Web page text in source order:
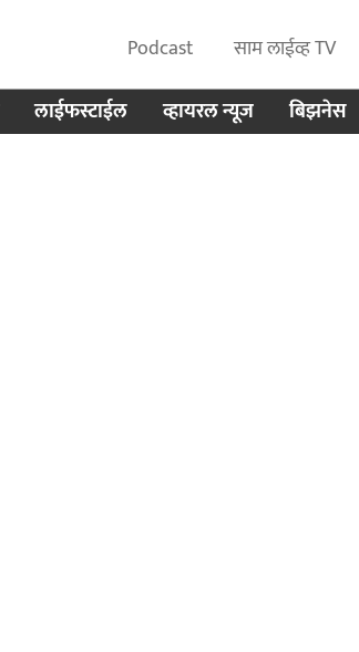
Podcast साम लाईव्ह TV
लाईफस्टाईल व्हायरल न्यूज बिझनेस